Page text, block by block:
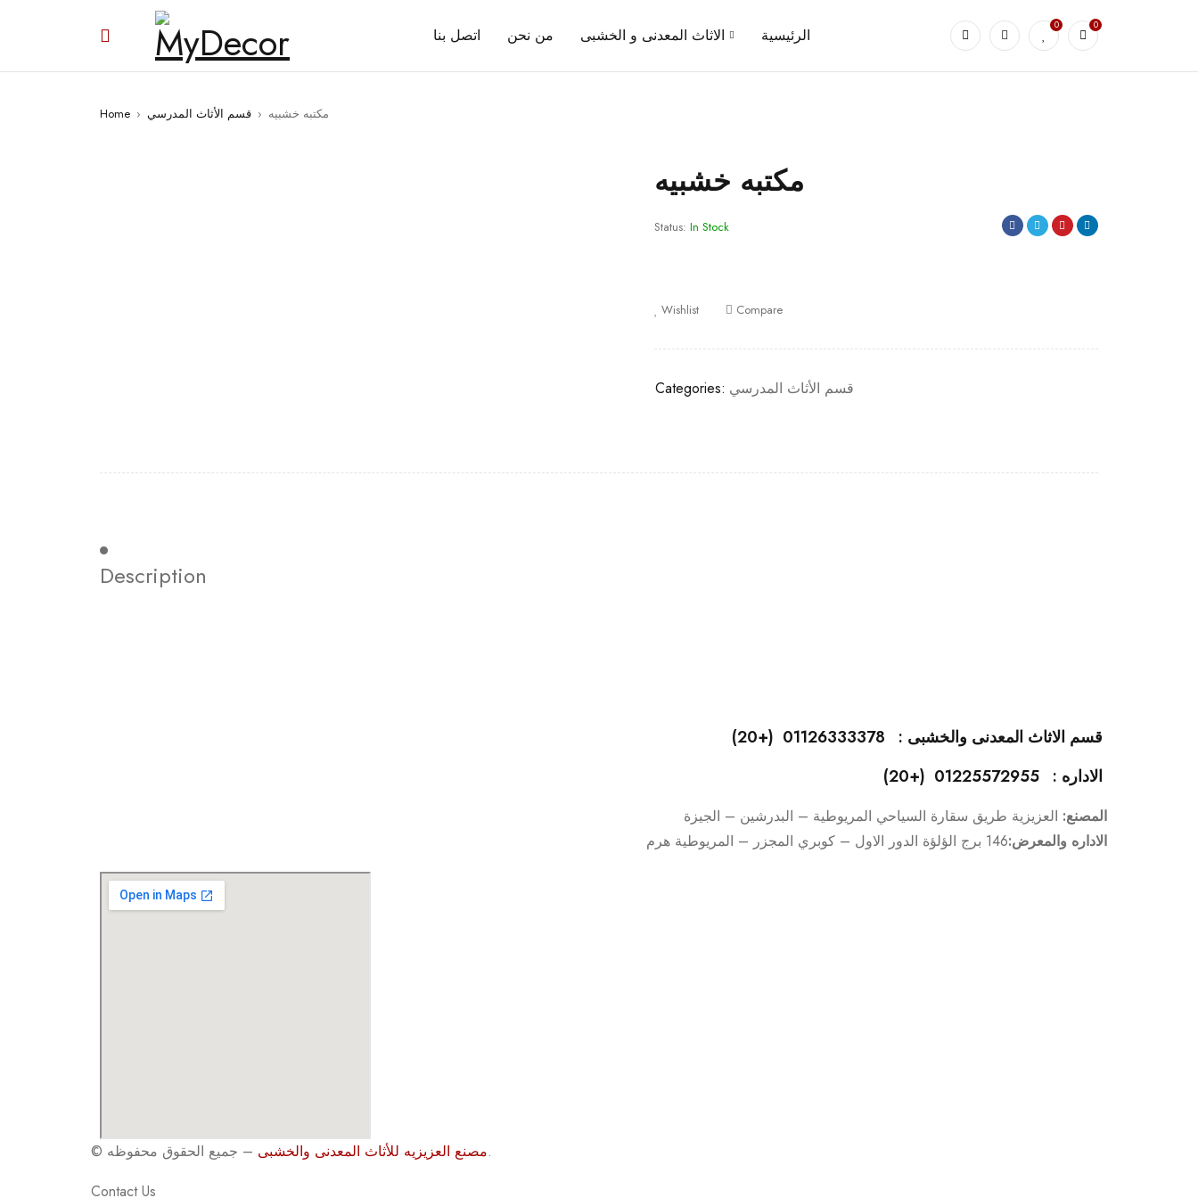
اتصل بنا من نحن الاثاث المعدنى و الخشبى الرئيسية
0 0
Home › قسم الأثاث المدرسي › مكتبه خشبيه
مكتبه خشبيه
Status: In Stock
Wishlist Compare
Categories: قسم الأثاث المدرسي
Description
المصنع: العزيزية طريق سقارة السياحي المريوطية – البدرشين – الجيزة
الاداره والمعرض:146 برج الؤلؤة الدور الاول – كوبري المجزر – المريوطية هرم
© مصنع العزيزيه للأثاث المعدنى والخشبى– جميع الحقوق محفوظه.
Contact Us